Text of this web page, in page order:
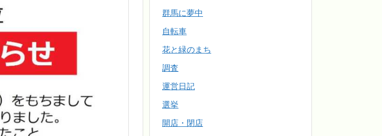
群馬に夢中
自転車
花と緑のまち
調査
運営日記
選挙
開店・閉店